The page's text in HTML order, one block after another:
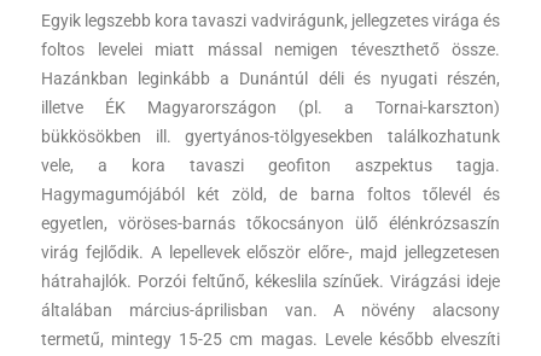
Egyik legszebb kora tavaszi vadvirágunk, jellegzetes virága és
foltos levelei miatt mással nemigen téveszthető össze.
Hazánkban leginkább a Dunántúl déli és nyugati részén,
illetve ÉK Magyarországon (pl. a Tornai-karszton)
bükkösökben ill. gyertyános-tölgyesekben találkozhatunk
vele, a kora tavaszi geofiton aszpektus tagja.
Hagymagumójából két zöld, de barna foltos tőlevél és
egyetlen, vöröses-barnás tőkocsányon ülő élénkrózsaszín
virág fejlődik. A lepellevek először előre-, majd jellegzetesen
hátrahajlók. Porzói feltűnő, kékeslila színűek. Virágzási ideje
általában március-áprilisban van. A növény alacsony
termetű, mintegy 15-25 cm magas. Levele később elveszíti